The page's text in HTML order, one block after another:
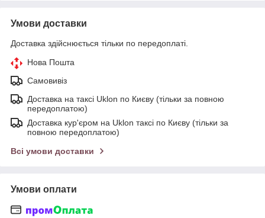
Умови доставки
Доставка здійснюється тільки по передоплаті.
Нова Пошта
Самовивіз
Доставка на таксі Uklon по Києву (тільки за повною
передоплатою)
Доставка кур'єром на Uklon таксі по Києву (тільки за
повною передоплатою)
Всі умови доставки
Умови оплати